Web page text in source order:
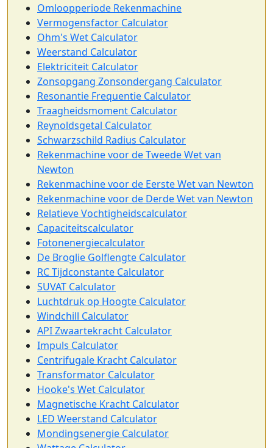
Omloopperiode Rekenmachine
Vermogensfactor Calculator
Ohm's Wet Calculator
Weerstand Calculator
Elektriciteit Calculator
Zonsopgang Zonsondergang Calculator
Resonantie Frequentie Calculator
Traagheidsmoment Calculator
Reynoldsgetal Calculator
Schwarzschild Radius Calculator
Rekenmachine voor de Tweede Wet van
Newton
Rekenmachine voor de Eerste Wet van Newton
Rekenmachine voor de Derde Wet van Newton
Relatieve Vochtigheidscalculator
Capaciteitscalculator
Fotonenergiecalculator
De Broglie Golflengte Calculator
RC Tijdconstante Calculator
SUVAT Calculator
Luchtdruk op Hoogte Calculator
Windchill Calculator
API Zwaartekracht Calculator
Impuls Calculator
Centrifugale Kracht Calculator
Transformator Calculator
Hooke's Wet Calculator
Magnetische Kracht Calculator
LED Weerstand Calculator
Mondingsenergie Calculator